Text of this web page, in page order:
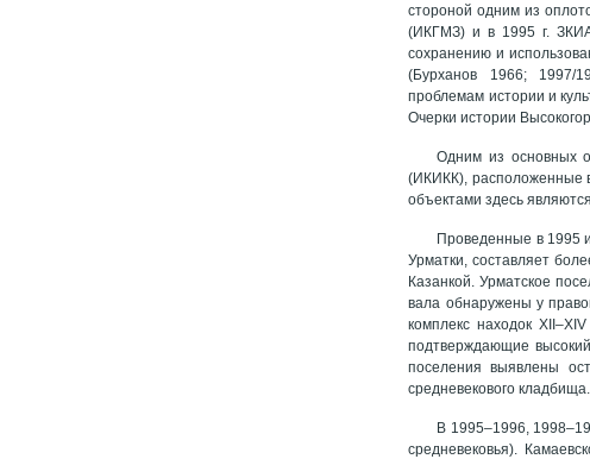
стороной одним из
(ИКГМЗ) и в 1995 г.
сохранению и
(Бурханов 1966; 1997/
проблемам истории и
Очерки истории
Одним из основных
(ИКИКК), расположенные
объектами здесь
Проведенные в 1995
Урматки, составляет
Казанкой. Урматское
вала обнаружены у
комплекс находок
подтверждающие
поселения выявлены
средневекового кладбища.
В 1995–1996,
средневековья).